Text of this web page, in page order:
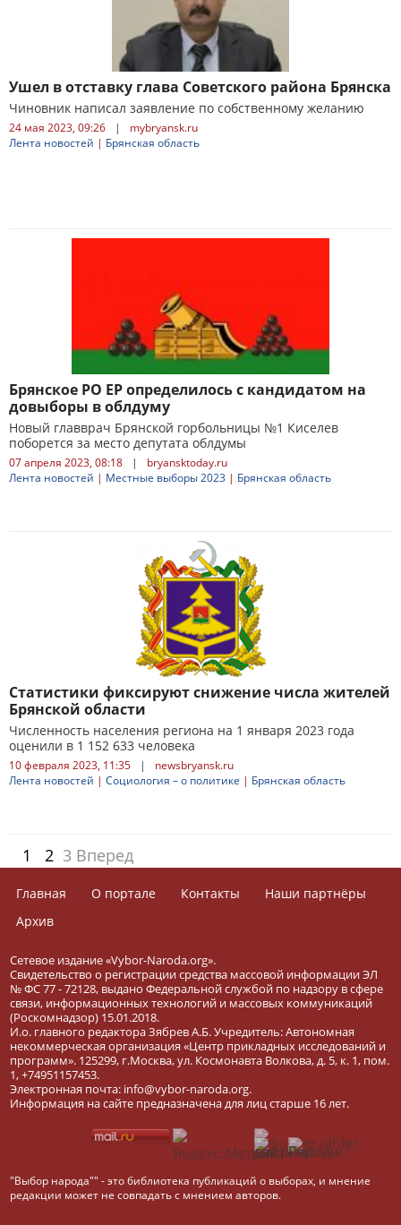
Ушел в отставку глава Советского района Брянска
Чиновник написал заявление по собственному желанию
24 мая 2023, 09:26 |
mybryansk.ru
Лента новостей | Брянская область
Брянское РО ЕР определилось с кандидатом на
довыборы в облдуму
Новый главврач Брянской горбольницы №1 Киселев
поборется за место депутата облдумы
07 апреля 2023, 08:18 |
bryansktoday.ru
Лента новостей | Местные выборы 2023 | Брянская область
Статистики фиксируют снижение числа жителей
Брянской области
Численность населения региона на 1 января 2023 года
оценили в 1 152 633 человека
10 февраля 2023, 11:35 |
newsbryansk.ru
Лента новостей | Социология – о политике | Брянская область
1 2 3 Вперед
Главная О портале Контакты
Наши партнёры
Архив
Сетевое издание «Vybor-Naroda.org».
Свидетельство о регистрации средства массовой информации ЭЛ
№ ФС 77 - 72128, выдано Федеральной службой по надзору в сфере
связи, информационных технологий и массовых коммуникаций
(Роскомнадзор) 15.01.2018.
И.о. главного редактора Зябрев А.Б. Учредитель: Автономная
некоммерческая организация «Центр прикладных исследований и
программ». 125299, г.Москва, ул. Космонавта Волкова, д. 5, к. 1, пом.
1, +74951157453.
Электронная почта: info@vybor-naroda.org.
Информация на сайте предназначена для лиц старше 16 лет.
"Выбор народа"" - это библиотека публикаций о выборах, и мнение
редакции может не совпадать с мнением авторов.